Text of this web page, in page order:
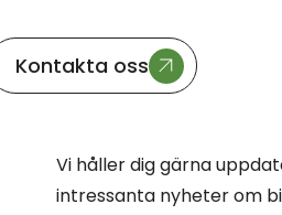
Kontakta oss
Vi håller dig gärna
intressanta nyheter om